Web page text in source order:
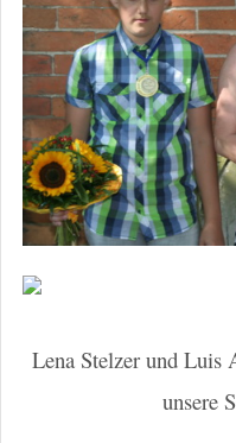
Lena Stelzer und Luis
unsere